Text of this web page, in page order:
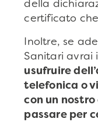
della
certificato
Inoltre, se
Sanitari avrai
usufruire
telefonica o
con un
passare per